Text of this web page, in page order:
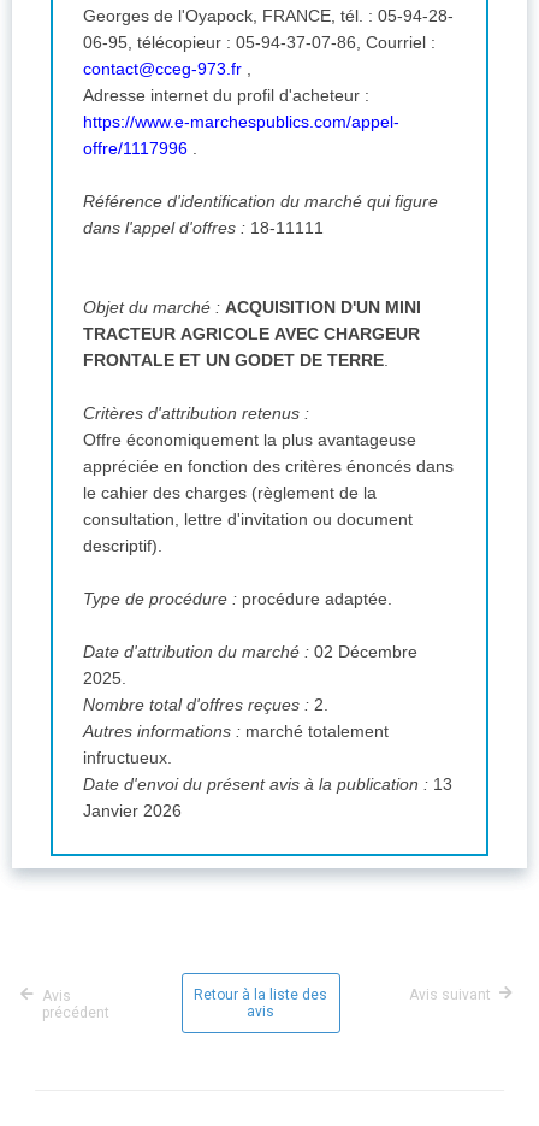
Georges de l'Oyapock, FRANCE, tél. : 05-94-28-
06-95, télécopieur : 05-94-37-07-86, Courriel :
contact@cceg-973.fr ,
Adresse internet du profil d'acheteur :
https://www.e-marchespublics.com/appel-
offre/1117996 .
Référence d'identification du marché qui figure
dans l'appel d'offres : 18-11111
Objet du marché : ACQUISITION D'UN MINI
TRACTEUR AGRICOLE AVEC CHARGEUR
FRONTALE ET UN GODET DE TERRE.
Critères d'attribution retenus :
Offre économiquement la plus avantageuse
appréciée en fonction des critères énoncés dans
le cahier des charges (règlement de la
consultation, lettre d'invitation ou document
descriptif).
Type de procédure : procédure adaptée.
Date d'attribution du marché : 02 Décembre
2025.
Nombre total d'offres reçues : 2.
Autres informations : marché totalement
infructueux.
Date d'envoi du présent avis à la publication : 13
Janvier 2026
Avis
précédent
Retour à la liste des
avis
Avis suivant